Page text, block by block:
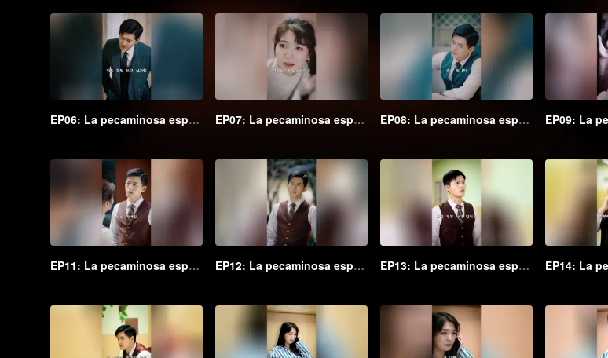
EP06: La pecaminosa esposa secreta del Maestro Go (Ver. Coreana) EP07: La pecaminosa esposa secreta del Maestro Go (Ver. Coreana) EP08: La pecaminosa esposa secreta del Maestro Go (Ver. Coreana)
EP11: La pecaminosa esposa secreta del Maestro Go (Ver. Coreana) EP12: La pecaminosa esposa secreta del Maestro Go (Ver. Coreana) EP13: La pecaminosa esposa secreta del Maestro Go (Ver. Coreana)